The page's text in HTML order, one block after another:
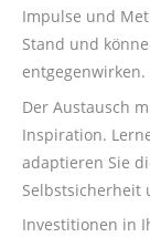
Impulse und
Stand und
entgegenwirken.
Der Austausch
Inspiration.
adaptieren Sie
Selbstsicherheit
Investitionen in